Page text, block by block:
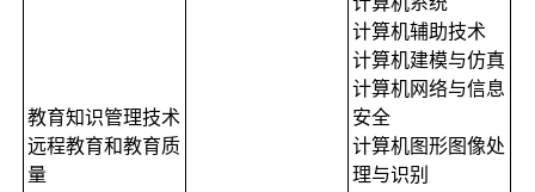
教育知识管理技术
远程教育和教育质
量
计算机辅助技术
计算机建模与仿真
计算机网络与信息
安全
计算机图形图像处
理与识别